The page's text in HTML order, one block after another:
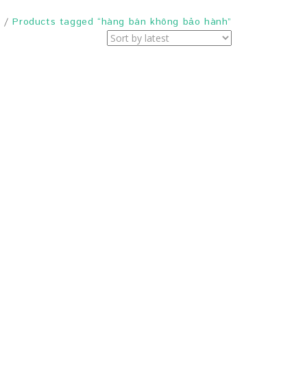
/Products tagged “hàng bán không bảo hành”